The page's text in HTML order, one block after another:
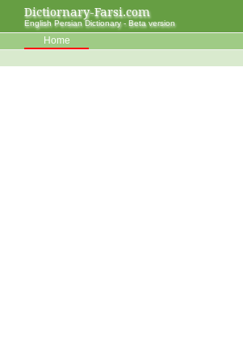
Dictiornary-Farsi.com
English Persian Dictionary - Beta version
Home